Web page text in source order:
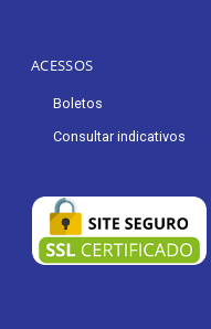
ACESSOS
Boletos
Consultar indicativos